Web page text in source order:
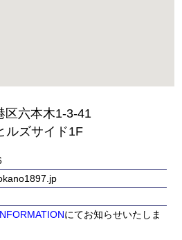
区六本木1-3-41
サイド1F
にてお知らせいたしま